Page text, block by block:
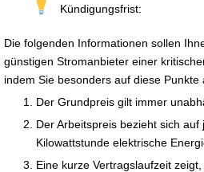
Kündigungsfrist:
Die folgenden Informationen sollen
günstigen Stromanbieter einer
indem Sie besonders auf diese Punkte
Der Grundpreis gilt immer
Der Arbeitspreis bezieht sich
Kilowattstunde elektrische
Eine kurze Vertragslaufzeit